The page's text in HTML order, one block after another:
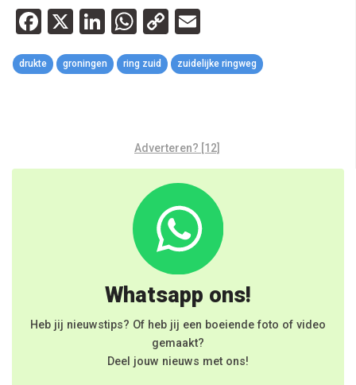
Facebook
X LinkedIn
WhatsApp
Copy
Link
drukte groningen ring zuid zuidelijke ringweg
Adverteren? [12]
Whatsapp ons!
Heb jij nieuwstips? Of heb jij een boeiende foto of video
gemaakt?
Deel jouw nieuws met ons!